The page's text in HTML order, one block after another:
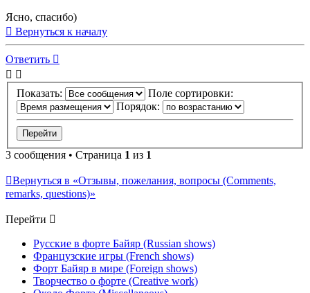
Ясно, спасибо)
Вернуться к началу
Ответить
Показать:
Поле сортировки:
Порядок:
3 сообщения • Страница 1 из 1
Вернуться в «Отзывы, пожелания, вопросы (Comments,
remarks, questions)»
Перейти
Русские в форте Байяр (Russian shows)
Французские игры (French shows)
Форт Байяр в мире (Foreign shows)
Творчество о форте (Creative work)